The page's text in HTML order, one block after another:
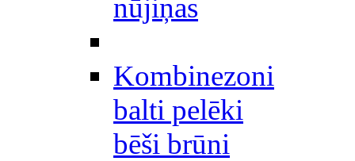
nūjiņas
Kombinezoni
balti pelēki
bēši brūni